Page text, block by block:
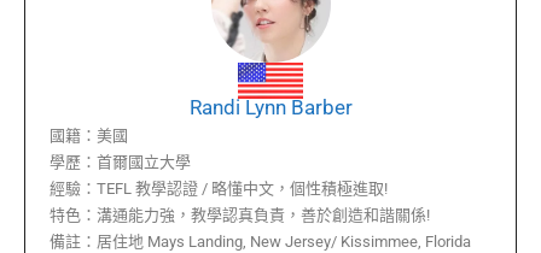
Randi Lynn Barber
國籍： 美國
學歷： 首爾國立大學
經驗： TEFL 教學認證 / 略懂中文，個性積極進取!
特色： 溝通能力強，教學認真負責，善於創造和諧關係!
備註： 居住地 Mays Landing, New Jersey/ Kissimmee, Florida